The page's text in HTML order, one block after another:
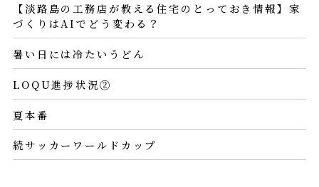
【淡路島の工務店が教える住宅のとっておき情報】家
づくりはAIでどう変わる？
暑い日には冷たいうどん
LOQU進捗状況②
夏本番
続サッカーワールドカップ